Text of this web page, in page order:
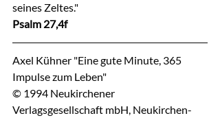
seines Zeltes."
Psalm 27,4f
Axel Kühner "Eine gute Minute, 365
Impulse zum Leben"
© 1994 Neukirchener
Verlagsgesellschaft mbH, Neukirchen-